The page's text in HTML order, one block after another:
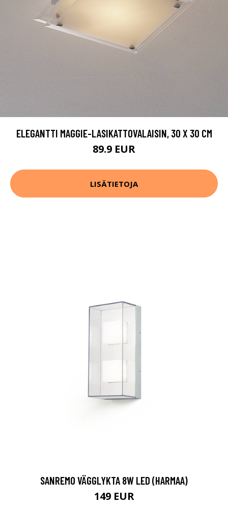
ELEGANTTI MAGGIE-LASIKATTOVALAISIN, 30 X 30 CM
89.9 EUR
LISÄTIETOJA
SANREMO VÄGGLYKTA 8W LED (HARMAA)
149 EUR